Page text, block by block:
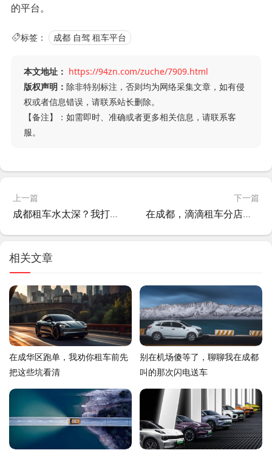
的平台。
标签： 成都 自驾 租车平台
本文地址： https://94zn.com/zuche/7909.html
版权声明： 除非特别标注，否则均为网络采集文章，如有侵
权或者信息错误，请联系站长删除。
【备注】：如需即时、准确或者更多相关信息，请联系客
服。
上一篇
成都租车水太深？我打了这个电话，老板直接把底牌亮给我了
下一篇
在成都，滴滴租车分店到底值不值得赌一把？
相关文章
在成华区跑单，我劝你租车前先
把这些坑看清
别在机场傻等了，聊聊我在成都
叫的那次闪电送车